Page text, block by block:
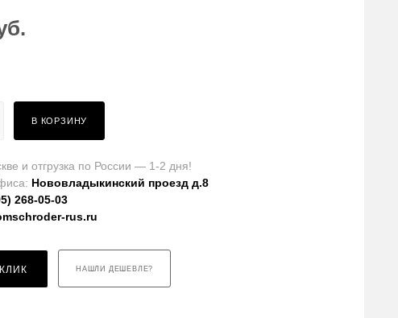
В КОРЗИНУ
и отгрузка по России — 1-2 дня!
Нововладыкинский проезд д.8
268-05-03
rus.ru
НАШЛИ ДЕШЕВЛЕ?